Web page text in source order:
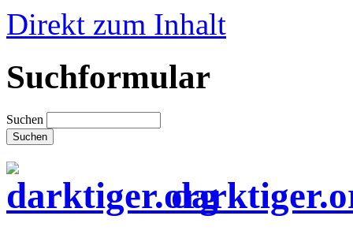
Direkt zum Inhalt
Suchformular
Suchen